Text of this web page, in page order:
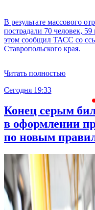
В результате массового
пострадали 70 человек,
этом сообщил ТАСС со
Ставропольского края.
Читать полностью
Сегодня 19:33
Конец серым
в оформлении
по новым